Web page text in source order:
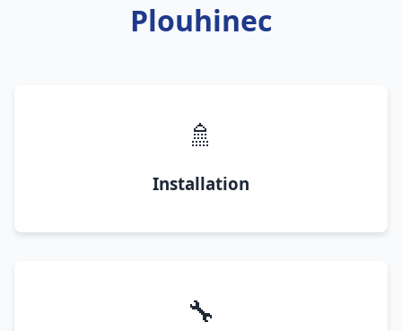
Plouhinec
🚿
Installation
🔧